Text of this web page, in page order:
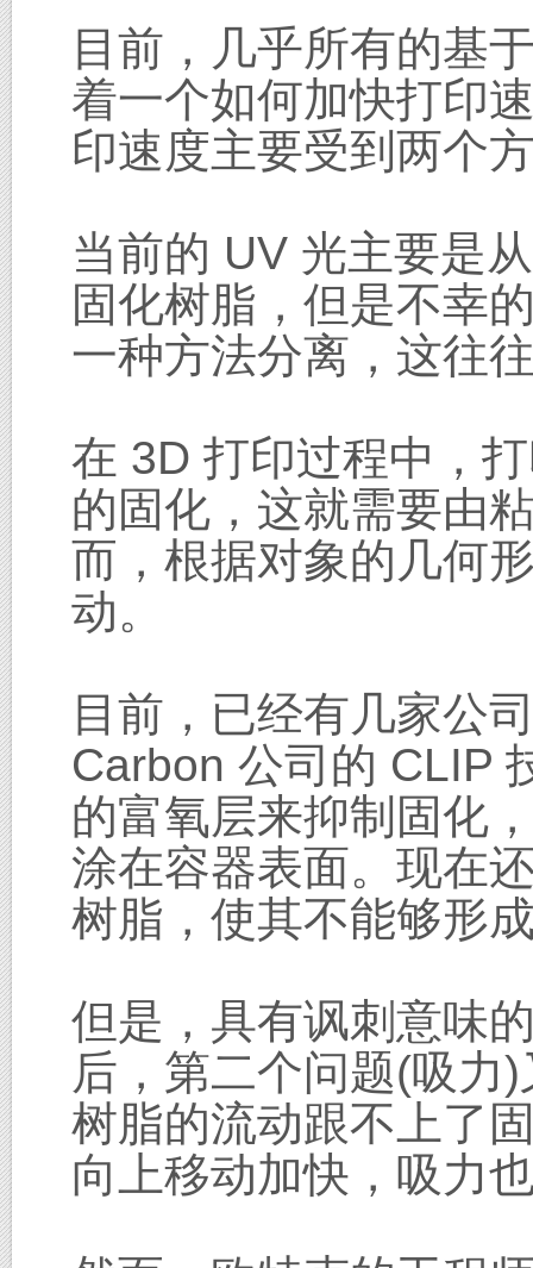
目前，几乎所有的基
着一个如何加快打印
印速度主要受到两个
当前的 UV 光主要是
固化树脂，但是不幸
一种方法分离，这往
在 3D 打印过程中，
的固化，这就需要由
而，根据对象的几何
动。
目前，已经有几家公
Carbon 公司的 CLIP
的富氧层来抑制固化
涂在容器表面。现在
树脂，使其不能够形
但是，具有讽刺意味
后，第二个问题(吸力
树脂的流动跟不上了
向上移动加快，吸力